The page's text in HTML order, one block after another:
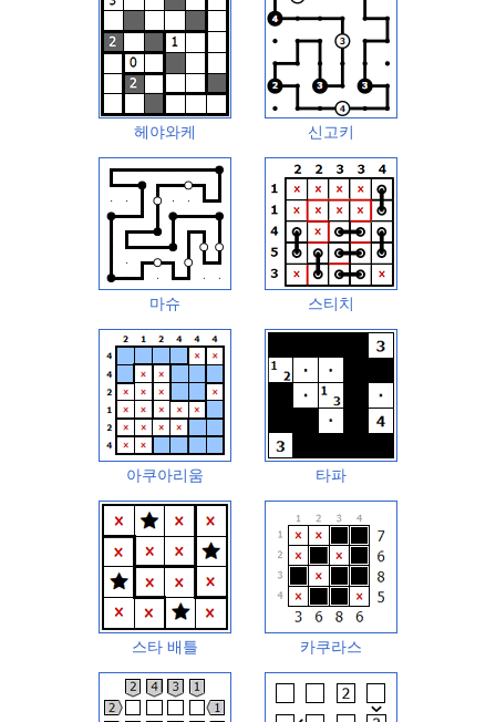
헤야와케 신고키
마슈 스티치
아쿠아리움 타파
스타 배틀 카쿠라스